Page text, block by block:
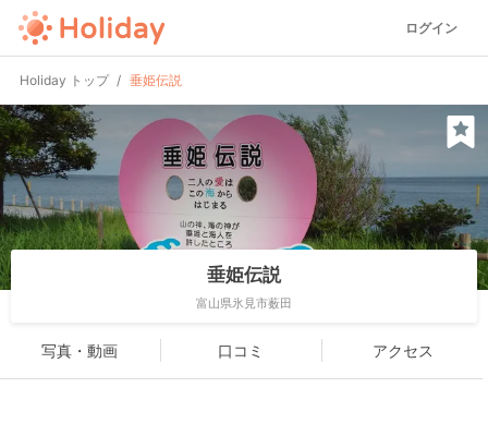
ログイン
Holiday トップ 垂姫伝説
垂姫伝説
富山県氷見市薮田
写真・動画 口コミ アクセス